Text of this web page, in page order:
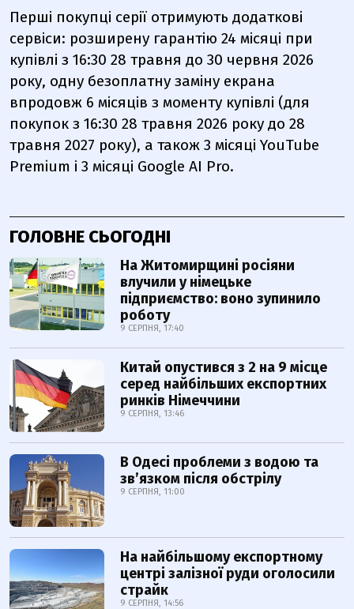
Перші покупці серії отримують додаткові
сервіси: розширену гарантію 24 місяці при
купівлі з 16:30 28 травня до 30 червня 2026
року, одну безоплатну заміну екрана
впродовж 6 місяців з моменту купівлі (для
покупок з 16:30 28 травня 2026 року до 28
травня 2027 року), а також 3 місяці YouTube
Premium і 3 місяці Google AI Pro.
ГОЛОВНЕ СЬОГОДНІ
На Житомирщині росіяни
влучили у німецьке
підприємство: воно зупинило
роботу
9 СЕРПНЯ, 17:40
Китай опустився з 2 на 9 місце
серед найбільших експортних
ринків Німеччини
9 СЕРПНЯ, 13:46
В Одесі проблеми з водою та
звʼязком після обстрілу
9 СЕРПНЯ, 11:00
На найбільшому експортному
центрі залізної руди оголосили
страйк
9 СЕРПНЯ, 14:56